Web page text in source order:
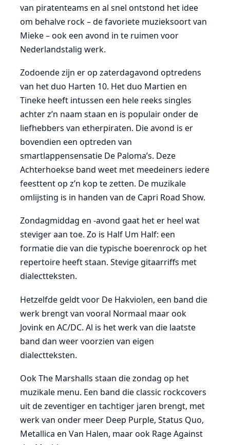
van piratenteams en al snel ontstond het idee
om behalve rock – de favoriete muzieksoort van
Mieke – ook een avond in te ruimen voor
Nederlandstalig werk.
Zodoende zijn er op zaterdagavond optredens
van het duo Harten 10. Het duo Martien en
Tineke heeft intussen een hele reeks singles
achter z’n naam staan en is populair onder de
liefhebbers van etherpiraten. Die avond is er
bovendien een optreden van
smartlappensensatie De Paloma’s. Deze
Achterhoekse band weet met meedeiners iedere
feesttent op z’n kop te zetten. De muzikale
omlijsting is in handen van de Capri Road Show.
Zondagmiddag en -avond gaat het er heel wat
steviger aan toe. Zo is Half Um Half: een
formatie die van die typische boerenrock op het
repertoire heeft staan. Stevige gitaarriffs met
dialectteksten.
Hetzelfde geldt voor De Hakviolen, een band die
werk brengt van vooral Normaal maar ook
Jovink en AC/DC. Al is het werk van die laatste
band dan weer voorzien van eigen
dialectteksten.
Ook The Marshalls staan die zondag op het
muzikale menu. Een band die classic rockcovers
uit de zeventiger en tachtiger jaren brengt, met
werk van onder meer Deep Purple, Status Quo,
Metallica en Van Halen, maar ook Rage Against